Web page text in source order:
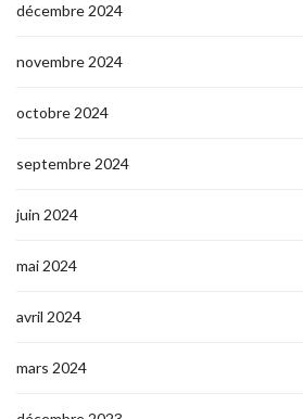
décembre 2024
novembre 2024
octobre 2024
septembre 2024
juin 2024
mai 2024
avril 2024
mars 2024